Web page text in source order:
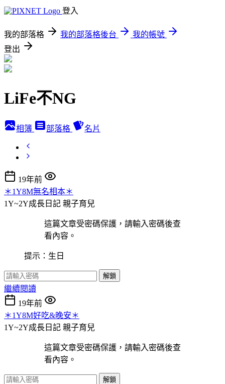
登入
我的部落格 我的部落格後台
我的帳號
登出
LiFe不NG
相簿 部落格 名片
19年前
＊1Y8M無名相本＊
1Y~2Y成長日記 親子育兒
這篇文章受密碼保護，請輸入密碼後查
看內容。
提示：生日
解鎖
繼續閱讀
19年前
＊1Y8M好吃&晚安＊
1Y~2Y成長日記 親子育兒
這篇文章受密碼保護，請輸入密碼後查
看內容。
解鎖